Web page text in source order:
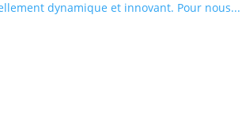
dynamique et innovant. Pour nous...